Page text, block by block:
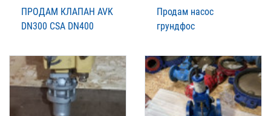
ПРОДАМ КЛАПАН AVK
DN300 CSA DN400
Продам насос
грундфос